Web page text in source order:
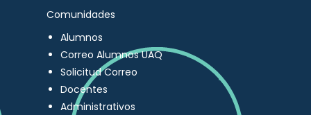
Comunidades
Alumnos
Correo Alumnos UAQ
Solicitud Correo
Docentes
Administrativos